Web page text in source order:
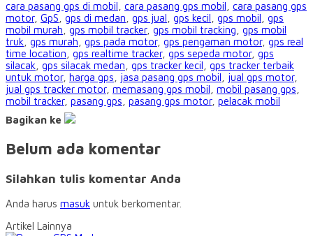
cara pasang gps di mobil cara pasang gps mobil cara pasang gps
motor, GpS gps di medan gps jual gps kecil gps mobil gps
mobil murah gps mobil tracker, gps mobil tracking gps mobil
truk gps murah gps pada motor, gps pengaman motor, gps real
time location gps realtime tracker, gps sepeda motor, gps
silacak gps silacak medan gps tracker kecil gps tracker terbaik
untuk motor, harga gps jasa pasang gps mobil jual gps motor,
jual gps tracker motor, memasang gps mobil mobil pasang gps
mobil tracker, pasang gps pasang gps motor, pelacak mobil
Bagikan ke
Belum ada komentar
Silahkan tulis komentar Anda
Anda harus masuk untuk berkomentar.
Artikel Lainnya